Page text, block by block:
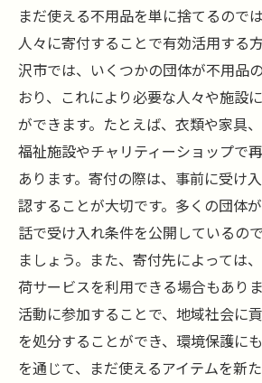
まだ使える不用品を単に捨てるので
人々に寄付することで有効活用する
沢市では、いくつかの団体が不用品
おり、これにより必要な人々や施設
ができます。たとえば、衣類や家具
福祉施設やチャリティーショップで
あります。寄付の際は、事前に受け
認することが大切です。多くの団体
話で受け入れ条件を公開しているの
ましょう。また、寄付先によっては
荷サービスを利用できる場合もあり
活動に参加することで、地域社会に
を処分することができ、環境保護に
を通じて、まだ使えるアイテムを新